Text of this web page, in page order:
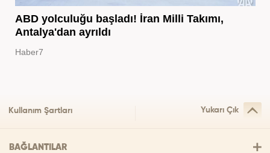
ABD yolculuğu başladı! İran Milli Takımı,
Antalya'dan ayrıldı
Haber7
Kullanım Şartları Yukarı Çık
BAĞLANTILAR